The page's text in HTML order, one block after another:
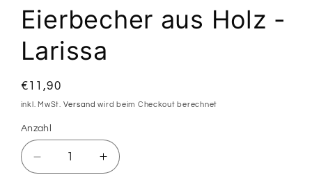
Eierbecher aus Holz -
Larissa
Normaler
Preis
€11,90
inkl. MwSt. Versand wird beim Checkout berechnet
Anzahl
Verringere
Erhöhe